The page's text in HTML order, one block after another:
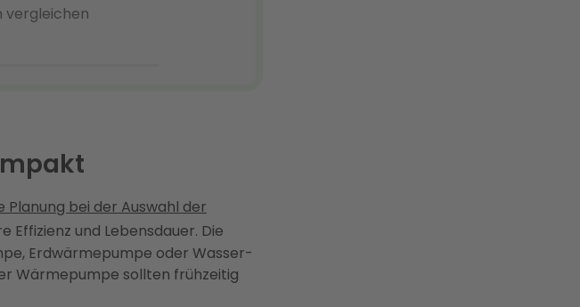
Planung bei der Auswahl der
Effizienz und Lebensdauer. Die
Erdwärmepumpe oder Wasser-
Wärmepumpe sollten frühzeitig